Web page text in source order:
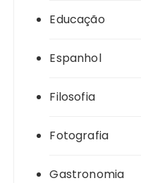
Educação
Espanhol
Filosofia
Fotografia
Gastronomia